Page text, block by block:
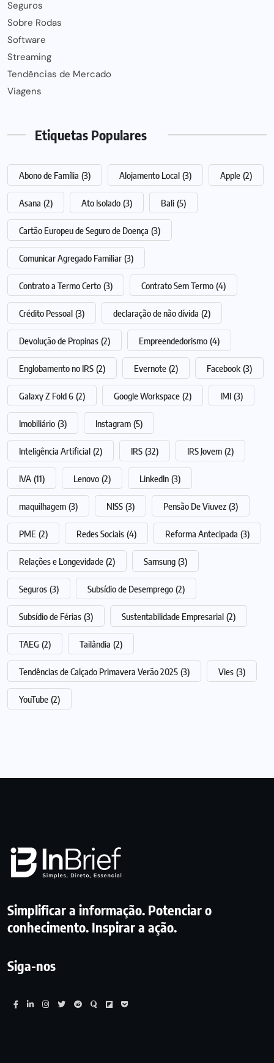
Seguros
Sobre Rodas
Software
Streaming
Tendências de Mercado
Viagens
Etiquetas Populares
Abono de Família (3) Alojamento Local (3) Apple (2)
Asana (2) Ato Isolado (3) Bali (5)
Cartão Europeu de Seguro de Doença (3)
Comunicar Agregado Familiar (3)
Contrato a Termo Certo (3) Contrato Sem Termo (4)
Crédito Pessoal (3) declaração de não dívida (2)
Devolução de Propinas (2) Empreendedorismo (4)
Englobamento no IRS (2) Evernote (2) Facebook (3)
Galaxy Z Fold 6 (2) Google Workspace (2) IMI (3)
Imobiliário (3) Instagram (5)
Inteligência Artificial (2) IRS (32) IRS Jovem (2)
IVA (11) Lenovo (2) LinkedIn (3)
maquilhagem (3) NISS (3) Pensão De Viuvez (3)
PME (2) Redes Sociais (4) Reforma Antecipada (3)
Relações e Longevidade (2) Samsung (3)
Seguros (3) Subsídio de Desemprego (2)
Subsídio de Férias (3) Sustentabilidade Empresarial (2)
TAEG (2) Tailândia (2)
Tendências de Calçado Primavera Verão 2025 (3) Vies (3)
YouTube (2)
Simplificar a informação. Potenciar o
conhecimento. Inspirar a ação.
Siga-nos